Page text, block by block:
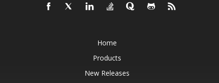
Home
Products
New Releases